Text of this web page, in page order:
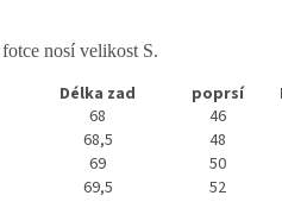
nosí velikost S.
Délka zad poprsí
68 46
68,5 48
69 50
69,5 52